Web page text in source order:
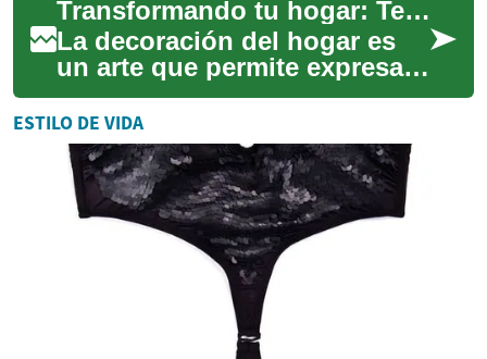
estilos e interpretaciones de
l...
Transformando tu hogar: Tendencias actuales en decoración interior
La decoración del hogar es
un arte que permite expresar
nuestra personalidad y crear
espacios que reflejen nuestro
es...
ESTILO DE VIDA